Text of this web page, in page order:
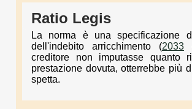
Ratio Legis
La norma è una specificazione
dell'indebito arricchimento (2033
creditore non imputasse quanto
prestazione dovuta, otterrebbe più
spetta.